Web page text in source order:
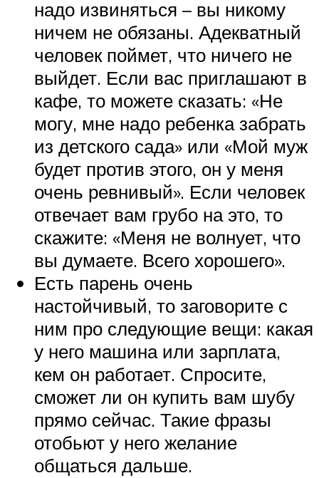
надо извиняться – вы никому
ничем не обязаны. Адекватный
человек поймет, что ничего не
выйдет. Если вас приглашают в
кафе, то можете сказать: «Не
могу, мне надо ребенка забрать
из детского сада» или «Мой муж
будет против этого, он у меня
очень ревнивый». Если человек
отвечает вам грубо на это, то
скажите: «Меня не волнует, что
вы думаете. Всего хорошего».
Есть парень очень
настойчивый, то заговорите с
ним про следующие вещи: какая
у него машина или зарплата,
кем он работает. Спросите,
сможет ли он купить вам шубу
прямо сейчас. Такие фразы
отобьют у него желание
общаться дальше.